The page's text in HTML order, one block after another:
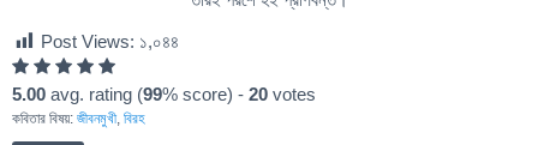
Post Views: ১,০৪৪
5.00 avg. rating (99% score) - 20 votes
কবিতার বিষয়: জীবনমুখী, বিরহ